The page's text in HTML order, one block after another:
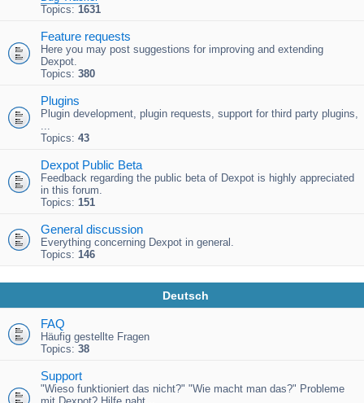
Topics: 1631
Feature requests
Here you may post suggestions for improving and extending
Dexpot.
Topics: 380
Plugins
Plugin development, plugin requests, support for third party plugins,
...
Topics: 43
Dexpot Public Beta
Feedback regarding the public beta of Dexpot is highly appreciated
in this forum.
Topics: 151
General discussion
Everything concerning Dexpot in general.
Topics: 146
Deutsch
FAQ
Häufig gestellte Fragen
Topics: 38
Support
"Wieso funktioniert das nicht?" "Wie macht man das?" Probleme